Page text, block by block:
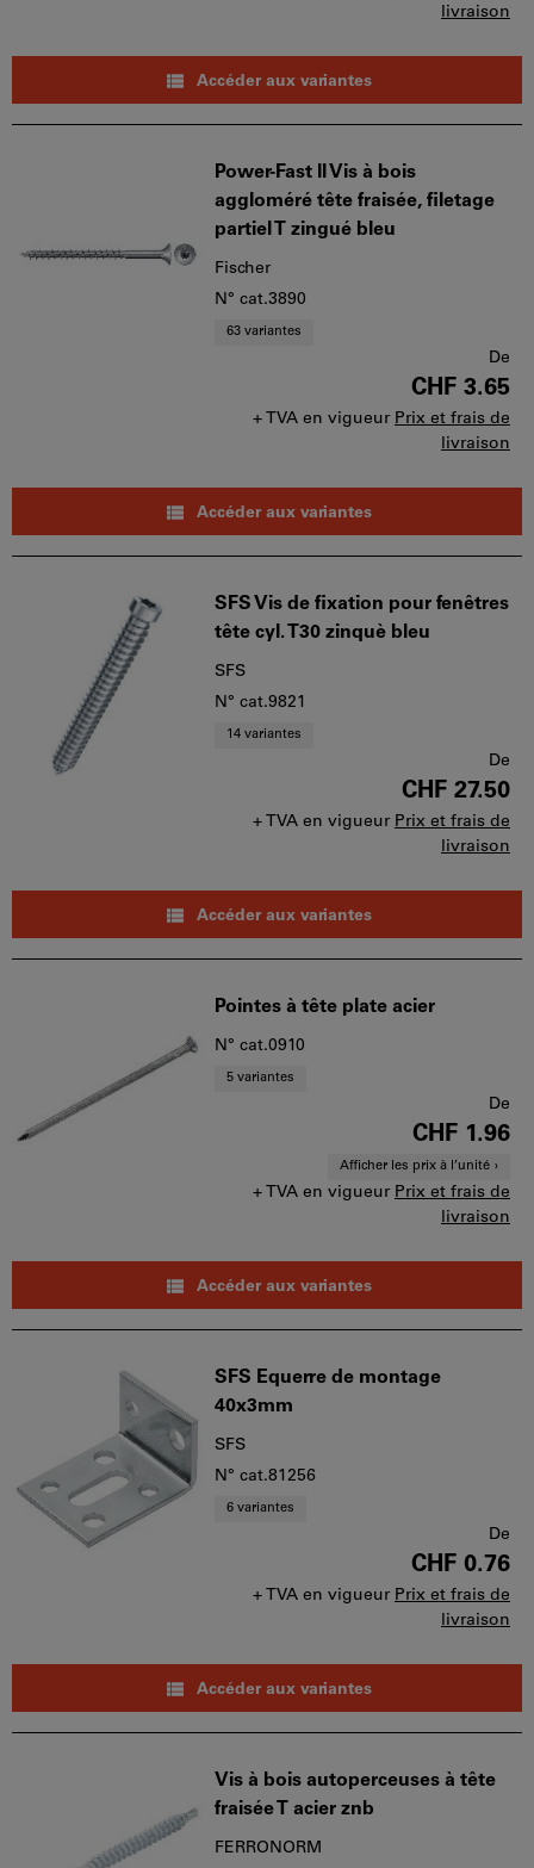
livraison
Accéder aux variantes
Power-Fast ll Vis à bois
aggloméré tête fraisée, filetage
partiel T zingué bleu
Fischer
N° cat.3890
63 variantes
De
CHF 3.65
+ TVA en vigueur Prix et frais de
livraison
Accéder aux variantes
SFS Vis de fixation pour fenêtres
tête cyl. T30 zinquè bleu
SFS
N° cat.9821
14 variantes
De
CHF 27.50
+ TVA en vigueur Prix et frais de
livraison
Accéder aux variantes
Pointes à tête plate acier
N° cat.0910
5 variantes
De
CHF 1.96
Afficher les prix à l’unité
+ TVA en vigueur Prix et frais de
livraison
Accéder aux variantes
SFS Equerre de montage
40x3mm
SFS
N° cat.81256
6 variantes
De
CHF 0.76
+ TVA en vigueur Prix et frais de
livraison
Accéder aux variantes
Vis à bois autoperceuses à tête
fraisée T acier znb
FERRONORM